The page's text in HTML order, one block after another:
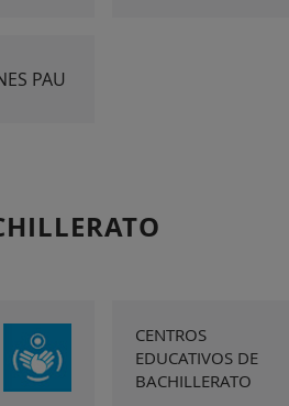
PAU
CENTROS
EDUCATIVOS DE
BACHILLERATO